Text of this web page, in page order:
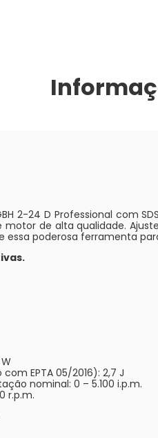
2-24 D Professional com
de alta qualidade.
essa poderosa ferramenta
EPTA 05/2016): 2,7 J
nominal: 0 – 5.100 i.p.m.
r.p.m.